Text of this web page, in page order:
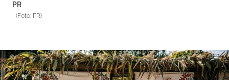
PR
(Foto: PR)